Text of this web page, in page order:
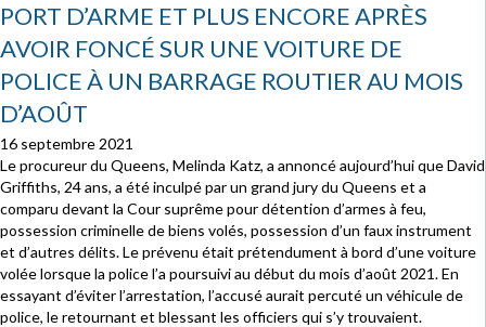
PORT D’ARME ET PLUS ENCORE APRÈS
AVOIR FONCÉ SUR UNE VOITURE DE
POLICE À UN BARRAGE ROUTIER AU MOIS
D’AOÛT
16 septembre 2021
Le procureur du Queens, Melinda Katz, a annoncé aujourd’hui que David
Griffiths, 24 ans, a été inculpé par un grand jury du Queens et a
comparu devant la Cour suprême pour détention d’armes à feu,
possession criminelle de biens volés, possession d’un faux instrument
et d’autres délits. Le prévenu était prétendument à bord d’une voiture
volée lorsque la police l’a poursuivi au début du mois d’août 2021. En
essayant d’éviter l’arrestation, l’accusé aurait percuté un véhicule de
police, le retournant et blessant les officiers qui s’y trouvaient.